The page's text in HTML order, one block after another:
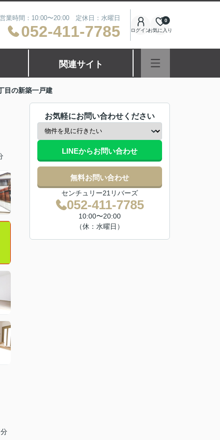
営業時間：10:00〜20:00 定休日：水曜日
052-411-7785 ログインお気に入り
0
関連サイト
目の新築一戸建
お気軽にお問い合わせください
LINEからお問い合わせ
無料お問い合わせ
センチュリー21リバーズ
052-411-7785
10:00〜20:00
（休：水曜日）